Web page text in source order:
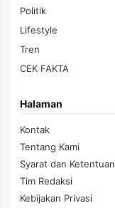
Politik
Lifestyle
Tren
CEK FAKTA
Halaman
Kontak
Tentang Kami
Syarat dan Ketentuan
Tim Redaksi
Kebijakan Privasi